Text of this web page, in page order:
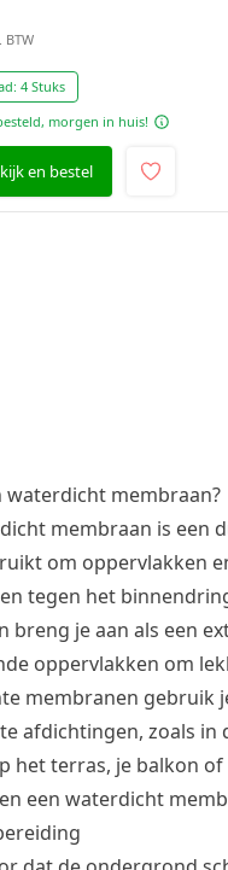
4 Stuks
morgen in huis!
en bestel
waterdicht membraan?
membraan is een
om oppervlakken
tegen het
breng je aan als een
oppervlakken om
membranen gebruik
afdichtingen, zoals in
het terras, je balkon of
een waterdicht